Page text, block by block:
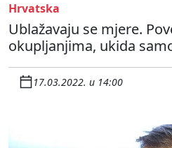
Hrvatska
Ublažavaju se mjere.
okupljanjima, ukida
17.03.2022. u 14:00